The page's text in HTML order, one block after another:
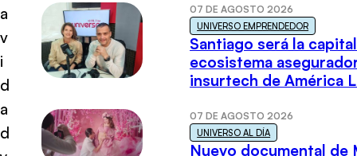
a
v
i
d
a
d
07 DE AGOSTO 2026
UNIVERSO EMPRENDEDOR
Santiago será la
ecosistema
insurtech de América
07 DE AGOSTO 2026
UNIVERSO AL DÍA
Nuevo documental de